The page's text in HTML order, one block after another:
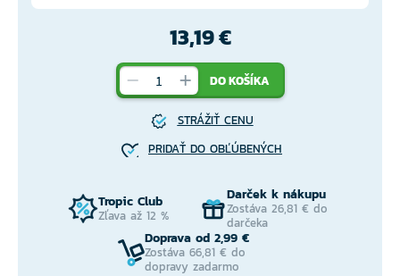
13,19 €
DO KOŠÍKA
STRÁŽIŤ CENU
PRIDAŤ DO OBĽÚBENÝCH
Tropic Club
Zľava až 12 %
Darček k nákupu
Zostáva 26,81 € do
darčeka
Doprava od 2,99 €
Zostáva 66,81 € do
dopravy zadarmo